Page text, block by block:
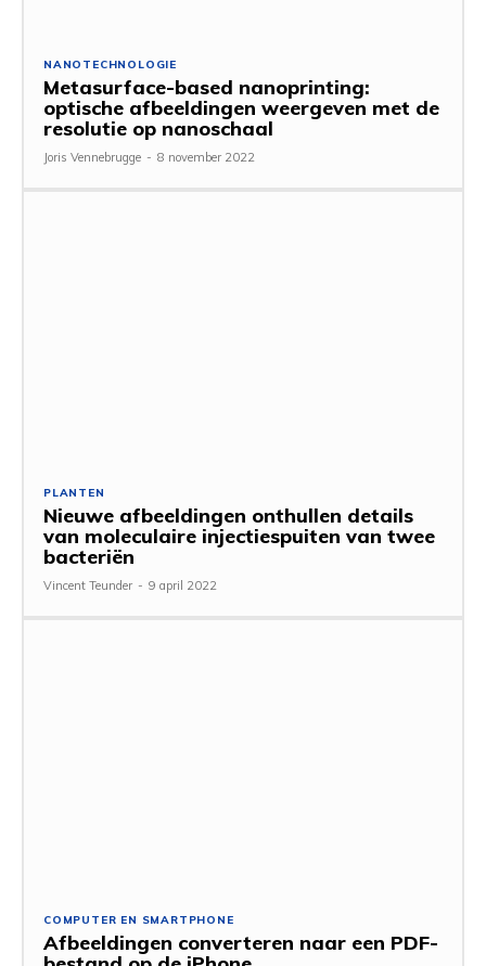
NANOTECHNOLOGIE
Metasurface-based nanoprinting:
optische afbeeldingen weergeven met de
resolutie op nanoschaal
Joris Vennebrugge - 8 november 2022
PLANTEN
Nieuwe afbeeldingen onthullen details
van moleculaire injectiespuiten van twee
bacteriën
Vincent Teunder - 9 april 2022
COMPUTER EN SMARTPHONE
Afbeeldingen converteren naar een PDF-